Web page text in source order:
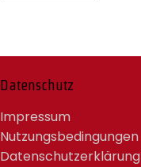
Datenschutz
Impressum
Nutzungsbedingungen
Datenschutzerklärung